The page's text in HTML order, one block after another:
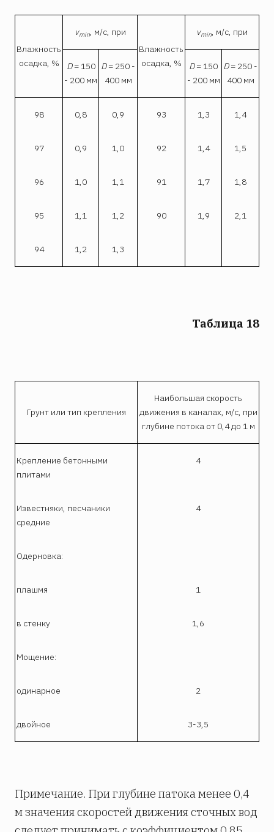
Влажность
осадка, %
vmin, м/с, при
Влажность
осадка, %
vmin, м/с, при
D= 150
- 200 мм
D= 250 -
400 мм
D= 150
- 200 мм
D= 250 -
400 мм
98 0,8 0,9 93 1,3 1,4
97 0,9 1,0 92 1,4 1,5
96 1,0 1,1 91 1,7 1,8
95 1,1 1,2 90 1,9 2,1
94 1,2 1,3
Таблица 18
Грунт или тип крепления
Наибольшая скорость
движения в каналах, м/с, при
глубине потока от 0,4 до 1 м
Крепление бетонными
плитами
4
Известняки, песчаники
средние
4
Одерновка:
плашмя 1
в стенку 1,6
Мощение:
одинарное 2
двойное 3-3,5
Примечание. При глубине патока менее 0,4
м значения скоростей движения сточных вод